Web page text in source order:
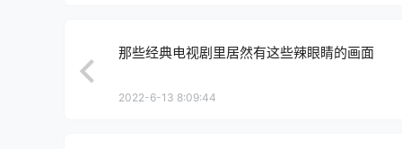
那些经典电视剧里居然有这些辣眼睛的画面
2022-6-13 8:09:44